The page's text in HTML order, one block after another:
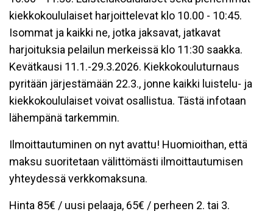
kiekkokoululaiset harjoittelevat klo 10.00 - 10:45.
Isommat ja kaikki ne, jotka jaksavat, jatkavat
harjoituksia pelailun merkeissä klo 11:30 saakka.
Kevätkausi 11.1.-29.3.2026. Kiekkokouluturnaus
pyritään järjestämään 22.3., jonne kaikki luistelu- ja
kiekkokoululaiset voivat osallistua. Tästä infotaan
lähempänä tarkemmin.
Ilmoittautuminen on nyt avattu! Huomioithan, että
maksu suoritetaan välittömästi ilmoittautumisen
yhteydessä verkkomaksuna.
Hinta 85€ / uusi pelaaja, 65€ / perheen 2. tai 3.